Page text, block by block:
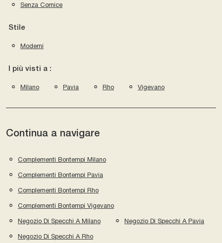
Senza Cornice
Stile
Moderni
I più visti a :
Milano Pavia Rho Vigevano
Continua a navigare
Complementi Bontempi Milano
Complementi Bontempi Pavia
Complementi Bontempi Rho
Complementi Bontempi Vigevano
Negozio Di Specchi A Milano Negozio Di Specchi A Pavia
Negozio Di Specchi A Rho